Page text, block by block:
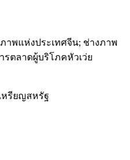
าพแห่งประเทศจีน; ช่างภาพ
รตลาดผู้บริโภคหัวเว่ย
หรียญสหรัฐ